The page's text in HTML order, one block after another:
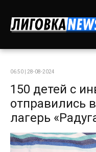
06:50 | 28-08-2024
150 детей с
отправились
лагерь